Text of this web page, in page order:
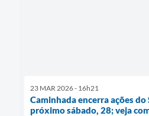
23 MAR 2026 - 16h21
Caminhada encerra ações do
próximo sábado, 28; veja